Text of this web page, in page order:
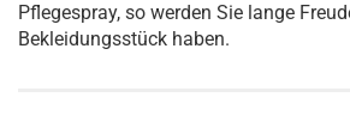
Pflegespray, so werden Sie lange
Bekleidungsstück haben.